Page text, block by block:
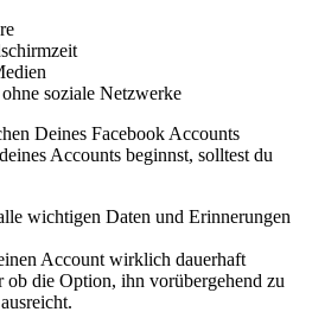
soziale Netzwerke
Deines Facebook Accounts
Accounts beginnst, solltest du
wichtigen Daten und Erinnerungen
Account wirklich dauerhaft
ob die Option, ihn vorübergehend zu